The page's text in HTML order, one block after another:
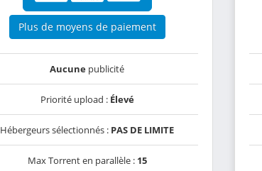
Plus de moyens de paiement
Aucune publicité
Priorité upload : Élevé
Hébergeurs sélectionnés : PAS DE LIMITE
Max Torrent en parallèle : 15